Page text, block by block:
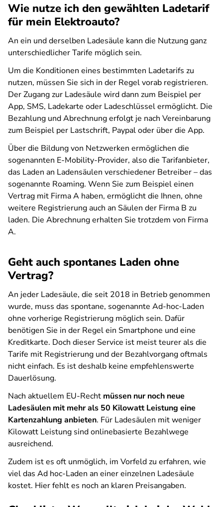
Wie nutze ich den gewählten Ladetarif
für mein Elektroauto?
An ein und derselben Ladesäule kann die Nutzung ganz
unterschiedlicher Tarife möglich sein.
Um die Konditionen eines bestimmten Ladetarifs zu
nutzen, müssen Sie sich in der Regel vorab registrieren.
Der Zugang zur Ladesäule wird dann zum Beispiel per
App, SMS, Ladekarte oder Ladeschlüssel ermöglicht. Die
Bezahlung und Abrechnung erfolgt je nach Vereinbarung
zum Beispiel per Lastschrift, Paypal oder über die App.
Über die Bildung von Netzwerken ermöglichen die
sogenannten E-Mobility-Provider, also die Tarifanbieter,
das Laden an Ladensäulen verschiedener Betreiber – das
sogenannte Roaming. Wenn Sie zum Beispiel einen
Vertrag mit Firma A haben, ermöglicht die Ihnen, ohne
weitere Registrierung auch an Säulen der Firma B zu
laden. Die Abrechnung erhalten Sie trotzdem von Firma
A.
Geht auch spontanes Laden ohne
Vertrag?
An jeder Ladesäule, die seit 2018 in Betrieb genommen
wurde, muss das spontane, sogenannte Ad-hoc-Laden
ohne vorherige Registrierung möglich sein. Dafür
benötigen Sie in der Regel ein Smartphone und eine
Kreditkarte. Doch dieser Service ist meist teurer als die
Tarife mit Registrierung und der Bezahlvorgang oftmals
nicht einfach. Es ist deshalb keine empfehlenswerte
Dauerlösung.
Nach aktuellem EU-Recht müssen nur noch neue
Ladesäulen mit mehr als 50 Kilowatt Leistung eine
Kartenzahlung anbieten. Für Ladesäulen mit weniger
Kilowatt Leistung sind onlinebasierte Bezahlwege
ausreichend.
Zudem ist es oft unmöglich, im Vorfeld zu erfahren, wie
viel das Ad hoc-Laden an einer einzelnen Ladesäule
kostet. Hier fehlt es noch an klaren Preisangaben.